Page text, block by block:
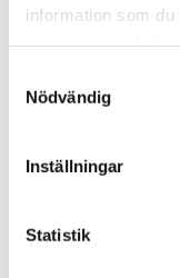
information som
Nödvändig
Inställningar
Statistik
Varumärken /
Golv & vägg /